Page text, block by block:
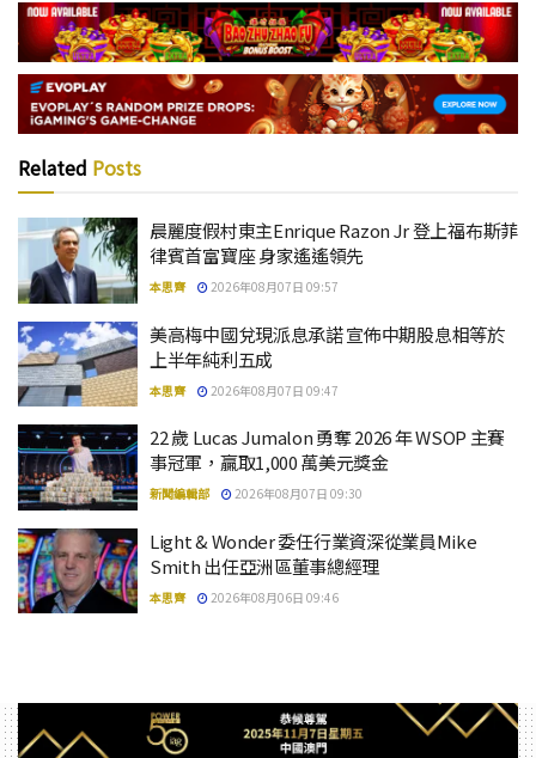
Related Posts
晨麗度假村東主Enrique Razon Jr 登上福布斯菲
律賓首富寶座 身家遙遙領先
本思齊 2026年08月07日 09:57
美高梅中國兌現派息承諾 宣佈中期股息相等於
上半年純利五成
本思齊 2026年08月07日 09:47
22 歲 Lucas Jumalon 勇奪 2026 年 WSOP 主賽
事冠軍，贏取1,000 萬美元獎金
新聞編輯部 2026年08月07日 09:30
Light & Wonder 委任行業資深從業員Mike
Smith 出任亞洲區董事總經理
本思齊 2026年08月06日 09:46